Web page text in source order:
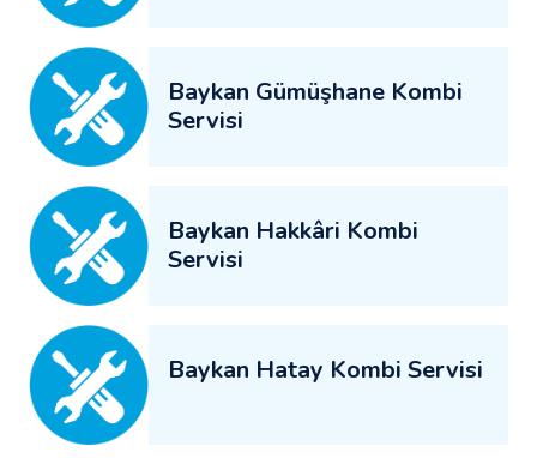
Baykan Gümüşhane Kombi
Servisi
Baykan Hakkâri Kombi
Servisi
Baykan Hatay Kombi Servisi